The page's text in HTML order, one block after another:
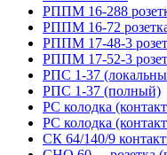
РППМ 16-288
РППМ 16-72
РППМ 17-48-3
РППМ 17-52-3
РПС 1-37
РПС 1-37 (полный)
РС колодка
РС колодка
СК 64/140/9